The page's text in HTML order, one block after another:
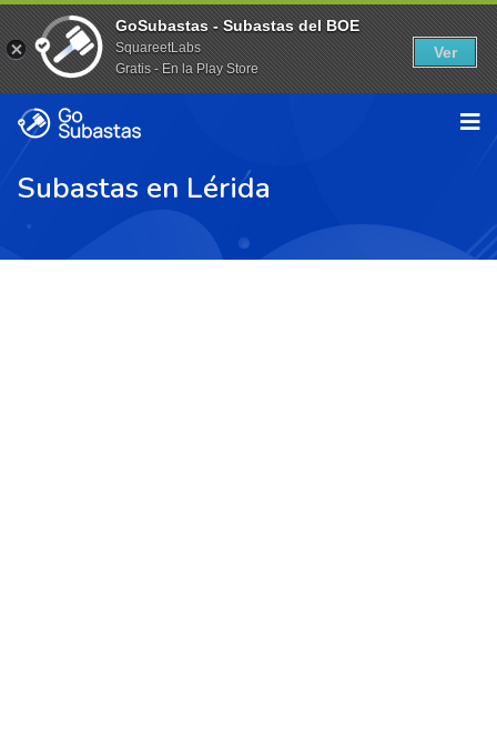
Subastas en Lérida
GoSubastas - Subastas del BOE
SquareetLabs
Gratis - En la Play Store
Ver